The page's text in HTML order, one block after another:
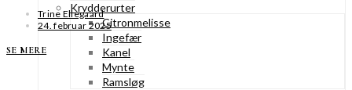
Krydderurter
Citronmelisse
Ingefær
Kanel
Mynte
Ramsløg
Trine Ellegaard
24. februar 2025
SE MERE